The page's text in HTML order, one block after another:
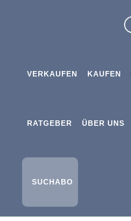
VERKAUFEN KAUFEN
RATGEBER ÜBER UNS
SUCHABO